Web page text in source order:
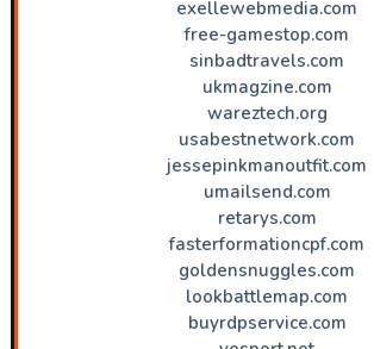
exellewebmedia.com
free-gamestop.com
sinbadtravels.com
ukmagzine.com
wareztech.org
usabestnetwork.com
jessepinkmanoutfit.com
umailsend.com
retarys.com
fasterformationcpf.com
goldensnuggles.com
lookbattlemap.com
buyrdpservice.com